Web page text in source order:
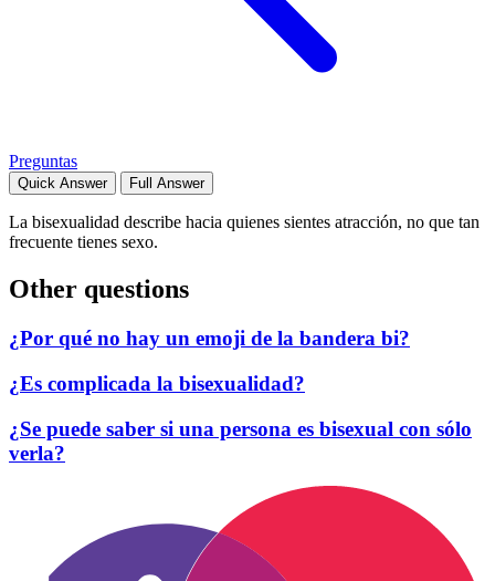
Preguntas
Quick Answer Full Answer
La bisexualidad describe hacia quienes sientes atracción, no que tan
frecuente tienes sexo.
Other questions
¿Por qué no hay un emoji de la bandera bi?
¿Es complicada la bisexualidad?
¿Se puede saber si una persona es bisexual con sólo
verla?